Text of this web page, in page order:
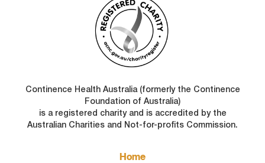
Continence Health Australia (formerly the Continence
Foundation of Australia)
is a registered charity and is accredited by the
Australian Charities and Not-for-profits Commission.
Home